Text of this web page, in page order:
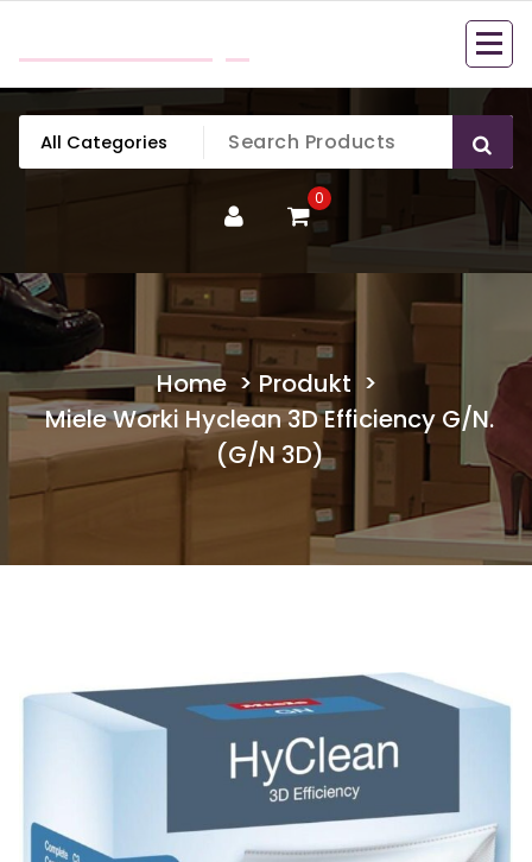
content
0
Home> Produkt >
Miele Worki Hyclean 3D Efficiency G/N.
(G/N 3D)